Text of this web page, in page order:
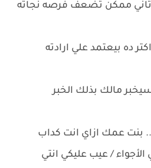
تاني ممكن تضعف فرصه نجاته
ده بيعتمد علي ارادته
مالك بذلك الخبر
بنت عمك ازاي انت كداب
/ عيب عليكي انتي